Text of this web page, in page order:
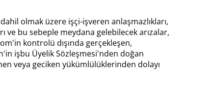
olmak üzere işçi-işveren anlaşmazlıkları,
ve bu sebeple meydana gelebilecek arızalar,
kontrolü dışında gerçekleşen,
işbu Üyelik Sözleşmesi'nden doğan
veya geciken yükümlülüklerinden dolayı